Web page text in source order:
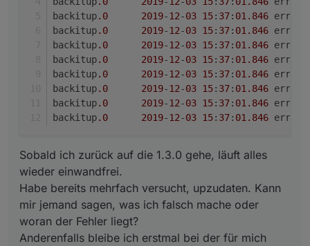
backitup.0 2019-12-03 15: 37: 01 .846
backitup.0 2019-12-03 15: 37: 01 .846
backitup.0 2019-12-03 15: 37: 01 .846
backitup.0 2019-12-03 15: 37: 01 .846
backitup.0 2019-12-03 15: 37: 01 .846
backitup.0 2019-12-03 15: 37: 01 .846
backitup.0 2019-12-03 15: 37: 01 .846
backitup.0 2019-12-03 15: 37: 01 .846
Sobald ich zurück auf die 1.3.0 gehe, läuft alles
wieder einwandfrei.
Habe bereits mehrfach versucht, upzudaten. Kann
mir jemand sagen, was ich falsch mache oder
woran der Fehler liegt?
Anderenfalls bleibe ich erstmal bei der für mich